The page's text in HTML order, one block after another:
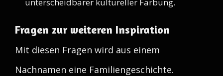
Fragen zur weiteren Inspiration
Mit diesen Fragen wird aus einem
Nachnamen eine Familiengeschichte.